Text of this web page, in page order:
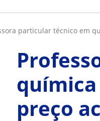
particular técnico em
preço